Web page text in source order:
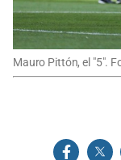
Mauro Pittón, el "5".